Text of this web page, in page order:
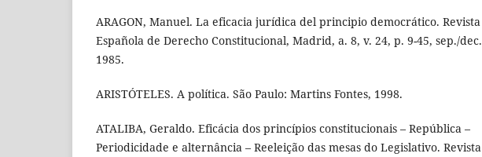
ARAGON, Manuel. La eficacia jurídica del principio democrático. Revista
Española de Derecho Constitucional, Madrid, a. 8, v. 24, p. 9-45, sep./dec.
1985.
ARISTÓTELES. A política. São Paulo: Martins Fontes, 1998.
ATALIBA, Geraldo. Eficácia dos princípios constitucionais – República –
Periodicidade e alternância – Reeleição das mesas do Legislativo. Revista